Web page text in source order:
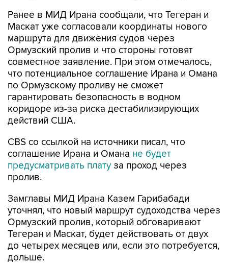
Ранее в МИД Ирана сообщали, что Тегеран и
Маскат уже согласовали координаты нового
маршрута для движения судов через
Ормузский пролив и что стороны готовят
совместное заявление. При этом отмечалось,
что потенциальное соглашение Ирана и Омана
по Ормузскому проливу не сможет
гарантировать безопасность в водном
коридоре из-за риска дестабилизирующих
действий США.
CBS со ссылкой на источники писал, что
соглашение Ирана и Омана не будет
предусматривать плату за проход через
пролив.
Замглавы МИД Ирана Казем Гарибабади
уточнял, что новый маршрут судоходства через
Ормузский пролив, который обговаривают
Тегеран и Маскат, будет действовать от двух
до четырех месяцев или, если это потребуется,
дольше.